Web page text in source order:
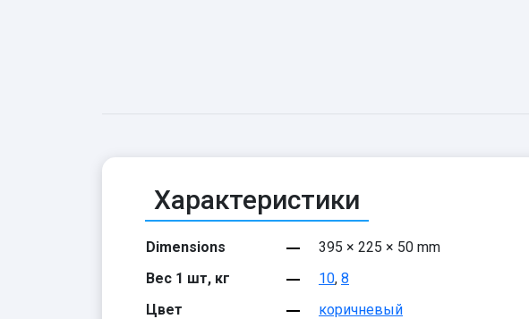
Характеристики
Dimensions
395 × 225 × 50 mm
Вес 1 шт, кг
10, 8
Цвет
коричневый